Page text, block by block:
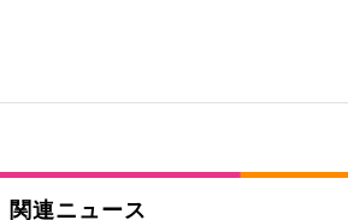
関連ニュース